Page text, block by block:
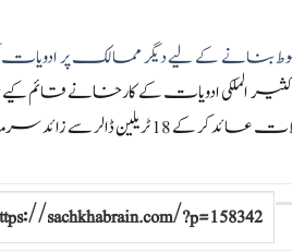
بنانے کے لیے دیگر ممالک پر ادویات
ساتھ ہی امریکا میں 6 نئے کثیر الملکی ادویات کے
ٹرمپ کے مطابق، فارماسیوٹیکل، آٹوموٹو اور دیگر اہم شعبوں پر